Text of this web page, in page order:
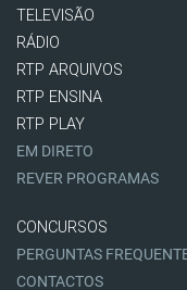
TELEVISÃO
RÁDIO
RTP ARQUIVOS
RTP ENSINA
RTP PLAY
EM DIRETO
REVER PROGRAMAS
CONCURSOS
PERGUNTAS
CONTACTOS